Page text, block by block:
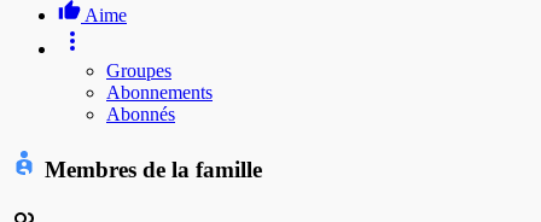
Aime
Groupes
Abonnements
Abonnés
Membres de la famille